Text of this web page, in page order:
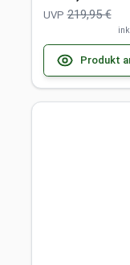
UVP 219,95 €
Produkt